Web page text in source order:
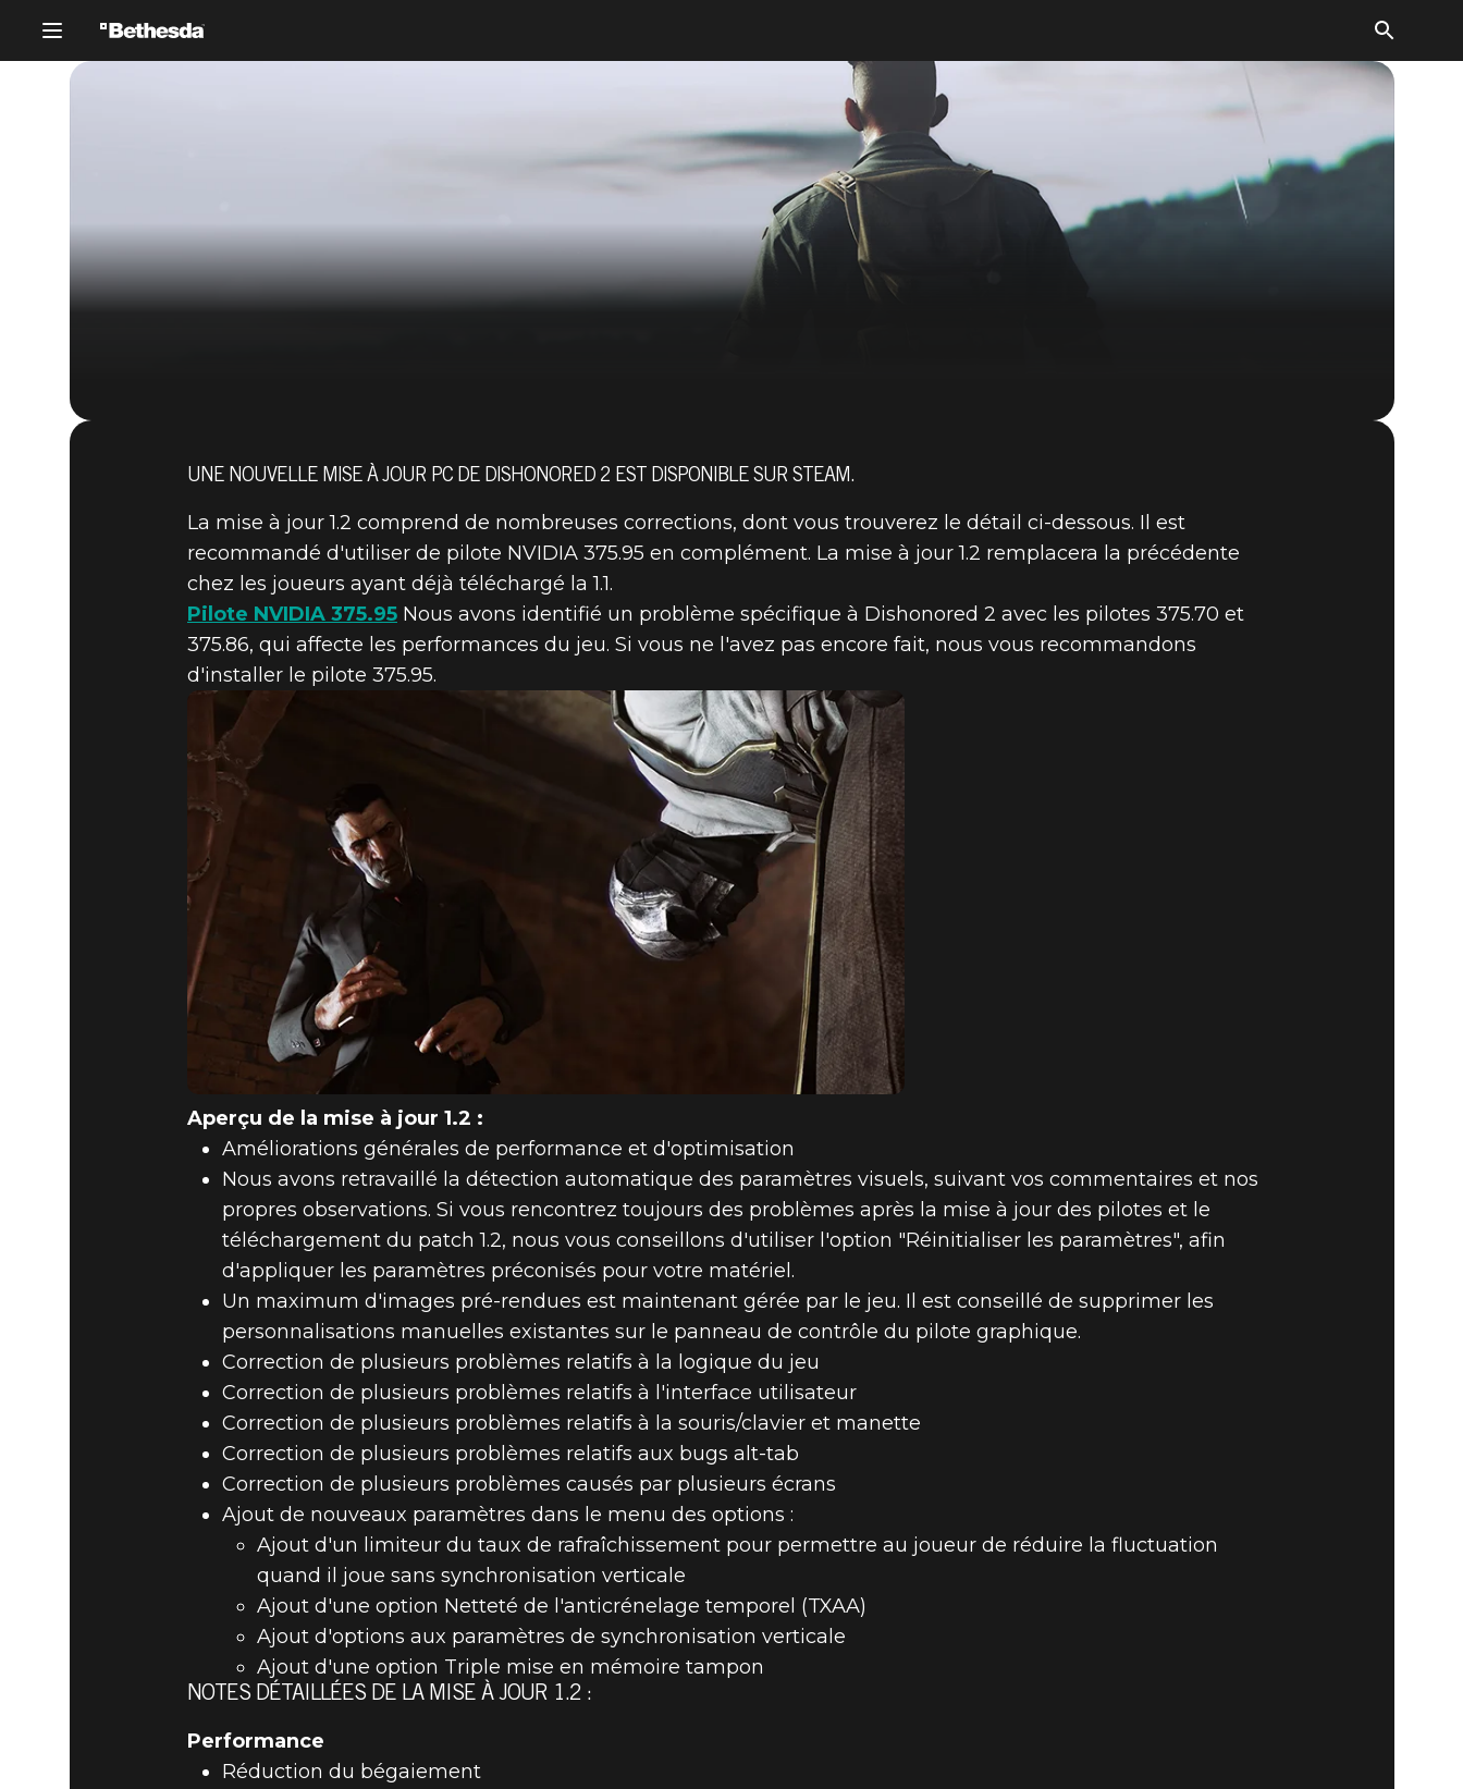
Dishonored 2 22 novembre 2016
DISHONORED 2 - MISE À JOUR PC
1.2
UNE NOUVELLE MISE À JOUR PC DE DISHONORED 2 EST DISPONIBLE SUR STEAM.
La mise à jour 1.2 comprend de nombreuses corrections, dont vous trouverez le détail ci-dessous. Il est
recommandé d'utiliser de pilote NVIDIA 375.95 en complément. La mise à jour 1.2 remplacera la précédente
chez les joueurs ayant déjà téléchargé la 1.1.
Pilote NVIDIA 375.95 Nous avons identifié un problème spécifique à Dishonored 2 avec les pilotes 375.70 et
375.86, qui affecte les performances du jeu. Si vous ne l'avez pas encore fait, nous vous recommandons
d'installer le pilote 375.95.
Aperçu de la mise à jour 1.2 :
Améliorations générales de performance et d'optimisation
Nous avons retravaillé la détection automatique des paramètres visuels, suivant vos commentaires et nos
propres observations. Si vous rencontrez toujours des problèmes après la mise à jour des pilotes et le
téléchargement du patch 1.2, nous vous conseillons d'utiliser l'option "Réinitialiser les paramètres", afin
d'appliquer les paramètres préconisés pour votre matériel.
Un maximum d'images pré-rendues est maintenant gérée par le jeu. Il est conseillé de supprimer les
personnalisations manuelles existantes sur le panneau de contrôle du pilote graphique.
Correction de plusieurs problèmes relatifs à la logique du jeu
Correction de plusieurs problèmes relatifs à l'interface utilisateur
Correction de plusieurs problèmes relatifs à la souris/clavier et manette
Correction de plusieurs problèmes relatifs aux bugs alt-tab
Correction de plusieurs problèmes causés par plusieurs écrans
Ajout de nouveaux paramètres dans le menu des options :
Ajout d'un limiteur du taux de rafraîchissement pour permettre au joueur de réduire la fluctuation
quand il joue sans synchronisation verticale
Ajout d'une option Netteté de l'anticrénelage temporel (TXAA)
Ajout d'options aux paramètres de synchronisation verticale
Ajout d'une option Triple mise en mémoire tampon
NOTES DÉTAILLÉES DE LA MISE À JOUR 1.2 :
Performance
Réduction du bégaiement